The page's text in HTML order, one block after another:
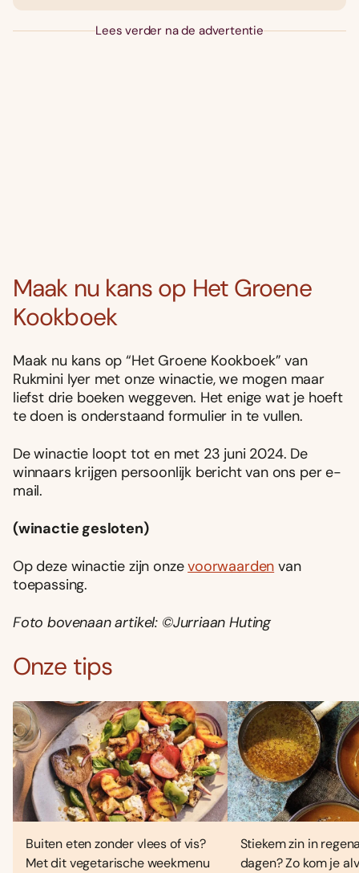
Lees verder na de advertentie
Maak nu kans op Het Groene
Kookboek
Maak nu kans op “Het Groene Kookboek” van
Rukmini Iyer met onze winactie, we mogen maar
liefst drie boeken weggeven. Het enige wat je hoeft
te doen is onderstaand formulier in te vullen.
De winactie loopt tot en met 23 juni 2024. De
winnaars krijgen persoonlijk bericht van ons per e-
mail.
(winactie gesloten)
Op deze winactie zijn onzevoorwaarden van
toepassing.
Foto bovenaan artikel: ©Jurriaan Huting
Onze tips
Buiten eten zonder vlees of vis?
Met dit vegetarische weekmenu
Stiekem zin in
dagen? Zo kom je